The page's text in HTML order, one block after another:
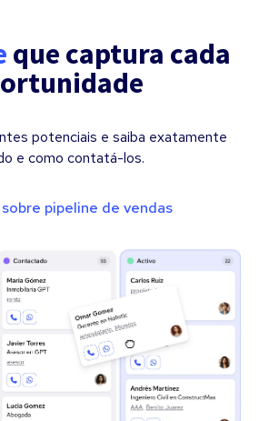
que captura cada
potenciais e saiba exatamente
e como contatá-los.
pipeline de vendas